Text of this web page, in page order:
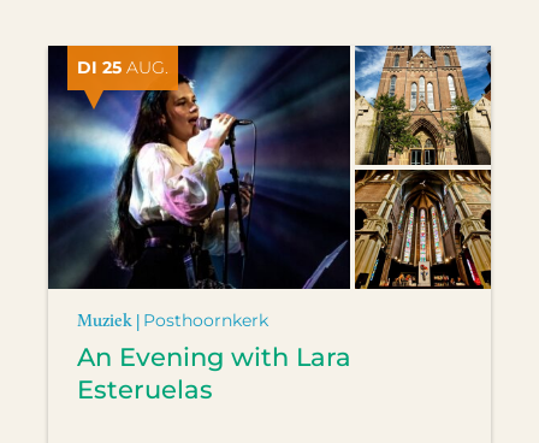
DI 25 AUG.
Muziek | Posthoornkerk
An Evening with Lara
Esteruelas